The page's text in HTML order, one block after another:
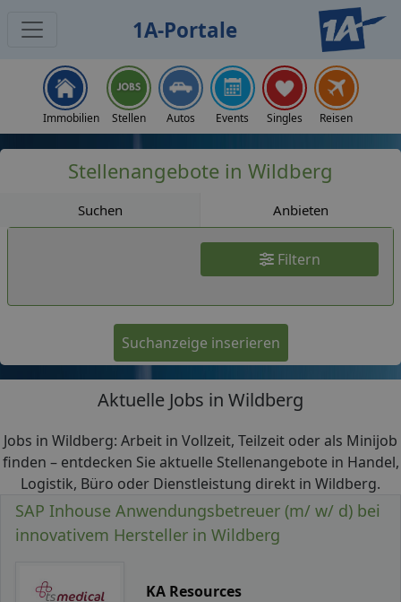
1A-Portale
Immobilien Stellen Autos Events Singles Reisen
Stellenangebote in Wildberg
Suchen Anbieten
Filtern
Suchanzeige inserieren
Aktuelle Jobs in Wildberg
Jobs in Wildberg: Arbeit in Vollzeit, Teilzeit oder als Minijob
finden – entdecken Sie aktuelle Stellenangebote in Handel,
Logistik, Büro oder Dienstleistung direkt in Wildberg.
SAP Inhouse Anwendungsbetreuer (m/ w/ d) bei
innovativem Hersteller in Wildberg
KA Resources